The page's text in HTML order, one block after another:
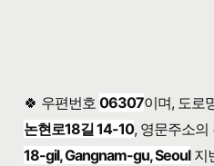
🍀 우편번호 06307이며, 도로
논현로18길 14-10, 영문주소
18-gil, Gangnam-gu, Seoul지